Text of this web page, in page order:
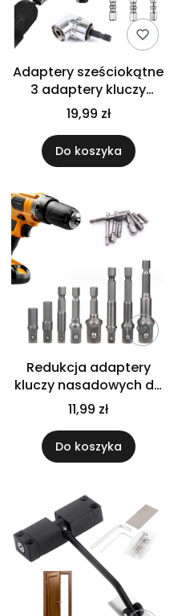
Adaptery sześciokątne
3 adaptery kluczy
nasadowych do
wkrętarki funkcyjne
19,99 zł
Do koszyka
Redukcja adaptery
kluczy nasadowych do
wkrętarki solidny
zestaw 8 sztuk
11,99 zł
Do koszyka